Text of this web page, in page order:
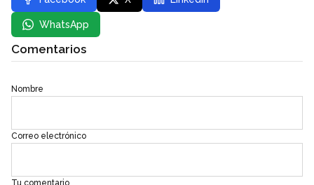
WhatsApp
Comentarios
Nombre
Correo electrónico
Tu comentario